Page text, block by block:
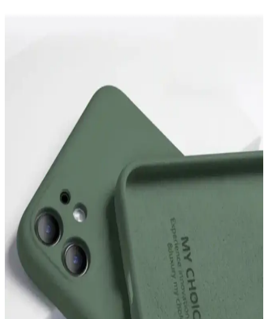
KVK PRİVACY Bordo ve Kaktüs Kılıf
Karşılaştırması: Uygun Seçenekler ve Özellikler
İki kaliteli silikon kılıfın detaylı karşılaştırmasıyla iPhone 13/14 için
en uygun koruma ve tasarım seçeneklerini keşfedin.
iPhone 14 Pro Max için Go Aksesuar ve KVK
PRIVACY kılıflarının detaylı karşılaştırması
İki popüler iPhone 14 Pro Max kılıfı olan Go Aksesuar ve KVK
PRIVACY'nin özellikleri, kullanıcı yorumları ve karşılaştırmasıyla
en uygun seçimi yapmanızı sağlayacak bilgiler.
Go Aksesuar iPhone 13 ve 14 Kamera Korumalı
Kılıf Karşılaştırması ve Özellikleri
İki popüler Go Aksesuar iPhone kılıfını karşılaştırıyoruz. Siyah ve
lacivert renk seçenekleri, malzeme kalitesi, kamera koruma
özellikleri ve uyumluluk detaylarıyla telefonunuzu en iyi şekilde
koruyan modeller.